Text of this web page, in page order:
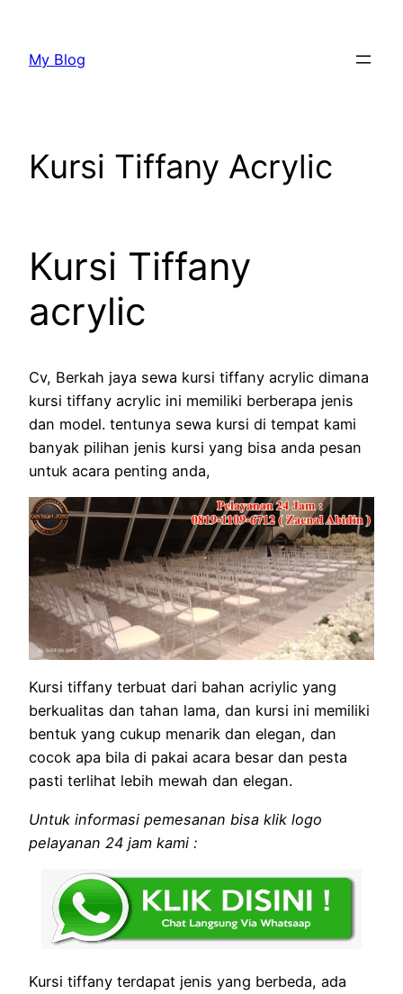
konten
My Blog
Kursi Tiffany Acrylic
Kursi Tiffany
acrylic
Cv, Berkah jaya sewa kursi tiffany acrylic dimana
kursi tiffany acrylic ini memiliki berberapa jenis
dan model. tentunya sewa kursi di tempat kami
banyak pilihan jenis kursi yang bisa anda pesan
untuk acara penting anda,
Kursi tiffany terbuat dari bahan acriylic yang
berkualitas dan tahan lama, dan kursi ini memiliki
bentuk yang cukup menarik dan elegan, dan
cocok apa bila di pakai acara besar dan pesta
pasti terlihat lebih mewah dan elegan.
Untuk informasi pemesanan bisa klik logo
pelayanan 24 jam kami :
Kursi tiffany terdapat jenis yang berbeda, ada